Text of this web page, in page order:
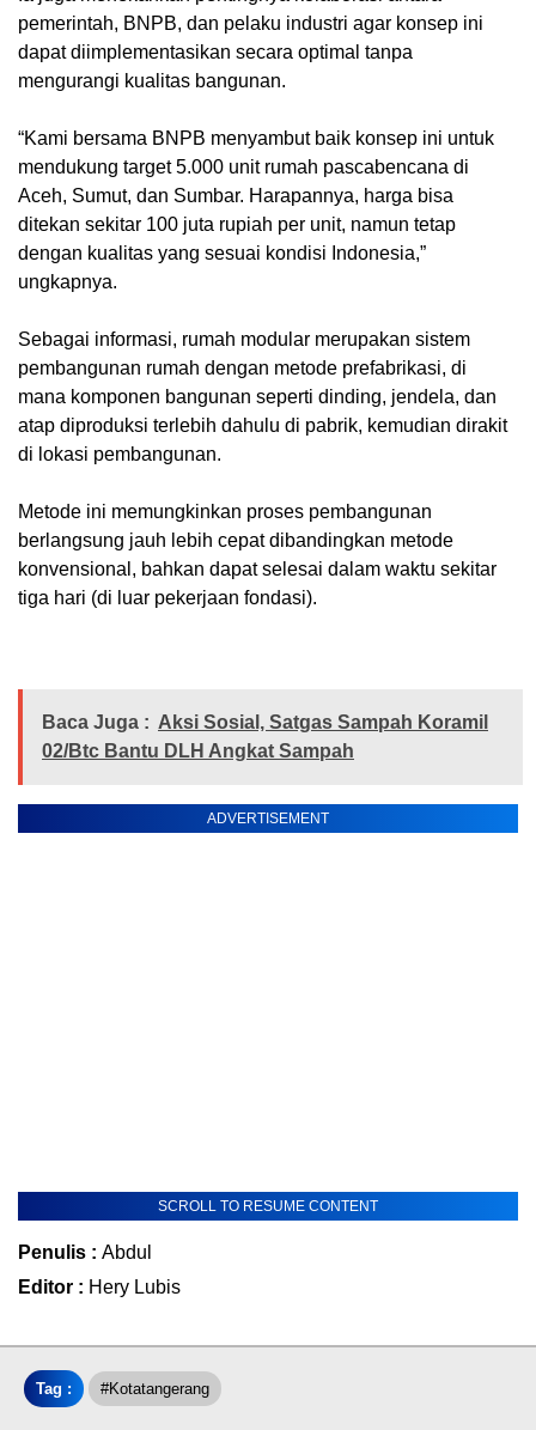
pemerintah, BNPB, dan pelaku industri agar konsep ini
dapat diimplementasikan secara optimal tanpa
mengurangi kualitas bangunan.
“Kami bersama BNPB menyambut baik konsep ini untuk
mendukung target 5.000 unit rumah pascabencana di
Aceh, Sumut, dan Sumbar. Harapannya, harga bisa
ditekan sekitar 100 juta rupiah per unit, namun tetap
dengan kualitas yang sesuai kondisi Indonesia,”
ungkapnya.
Sebagai informasi, rumah modular merupakan sistem
pembangunan rumah dengan metode prefabrikasi, di
mana komponen bangunan seperti dinding, jendela, dan
atap diproduksi terlebih dahulu di pabrik, kemudian dirakit
di lokasi pembangunan.
Metode ini memungkinkan proses pembangunan
berlangsung jauh lebih cepat dibandingkan metode
konvensional, bahkan dapat selesai dalam waktu sekitar
tiga hari (di luar pekerjaan fondasi).
Baca Juga : Aksi Sosial, Satgas Sampah Koramil
02/Btc Bantu DLH Angkat Sampah
ADVERTISEMENT
SCROLL TO RESUME CONTENT
Penulis : Abdul
Editor : Hery Lubis
Tag : #kotatangerang